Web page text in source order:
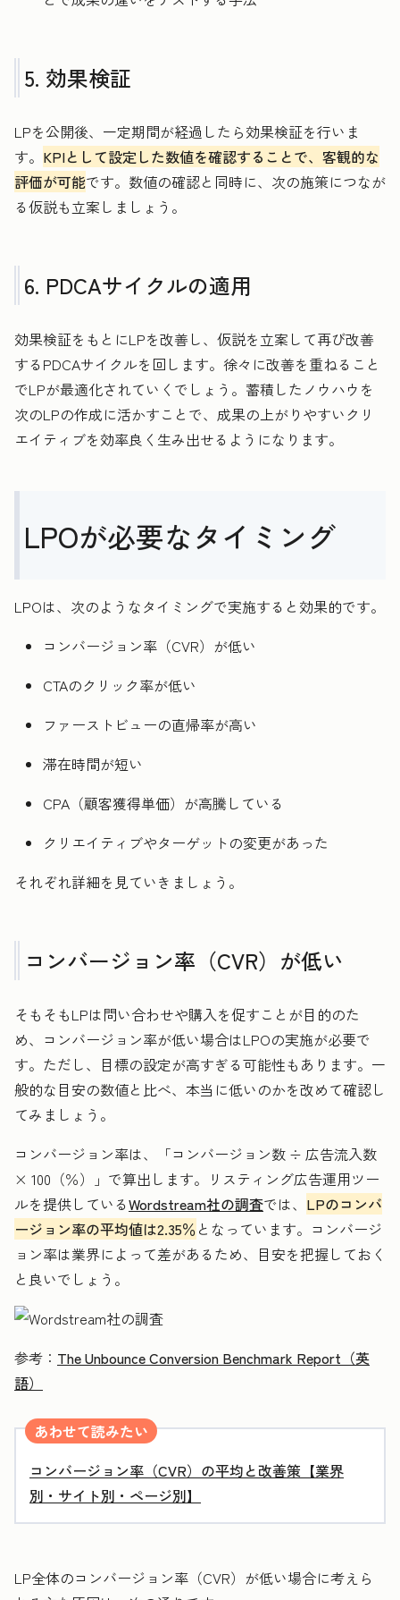
5. 効果検証
LPを公開後、一定期間が経過したら効果検証を行いま
す。 KPIとして設定した数値を確認することで、客観的な
評価が可能です。数値の確認と同時に、次の施策につなが
る仮説も立案しましょう。
6. PDCAサイクルの適用
効果検証をもとにLPを改善し、仮説を立案して再び改善
するPDCAサイクルを回します。徐々に改善を重ねること
でLPが最適化されていくでしょう。蓄積したノウハウを
次のLPの作成に活かすことで、成果の上がりやすいクリ
エイティブを効率良く生み出せるようになります。
LPOが必要なタイミング
LPOは、次のようなタイミングで実施すると効果的です。
コンバージョン率（CVR）が低い
CTAのクリック率が低い
ファーストビューの直帰率が高い
滞在時間が短い
CPA（顧客獲得単価）が高騰している
クリエイティブやターゲットの変更があった
それぞれ詳細を見ていきましょう。
コンバージョン率（CVR）が低い
そもそもLPは問い合わせや購入を促すことが目的のた
め、コンバージョン率が低い場合はLPOの実施が必要で
す。ただし、目標の設定が高すぎる可能性もあります。一
般的な目安の数値と比べ、本当に低いのかを改めて確認し
てみましょう。
コンバージョン率は、「コンバージョン数 ÷ 広告流入数
× 100（％）」で算出します。リスティング広告運用ツー
ルを提供しているWordstream社の調査では、 LPのコンバ
ージョン率の平均値は2.35％となっています。コンバージ
ョン率は業界によって差があるため、目安を把握しておく
と良いでしょう。
参考： The Unbounce Conversion Benchmark Report（英
語）
あわせて読みたい
コンバージョン率（CVR）の平均と改善策【業界
別・サイト別・ページ別】
LP全体のコンバージョン率（CVR）が低い場合に考えら